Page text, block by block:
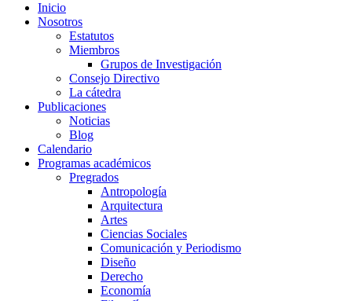
Inicio
Nosotros
Estatutos
Miembros
Grupos de Investigación
Consejo Directivo
La cátedra
Publicaciones
Noticias
Blog
Calendario
Programas académicos
Pregrados
Antropología
Arquitectura
Artes
Ciencias Sociales
Comunicación y Periodismo
Diseño
Derecho
Economía